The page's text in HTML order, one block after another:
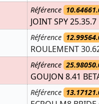
Référence
JOINT SPY 25.35.7
Référence
ROULEMENT
Référence
GOUJON 8.41
Référence